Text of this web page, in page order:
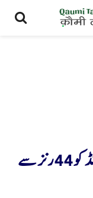
چیمپئنز ٹرافی: ہندوستان نے نیوزی لینڈ کو 44 رنز سے